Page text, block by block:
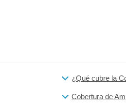
¿Qué cubre la
Cobertura de